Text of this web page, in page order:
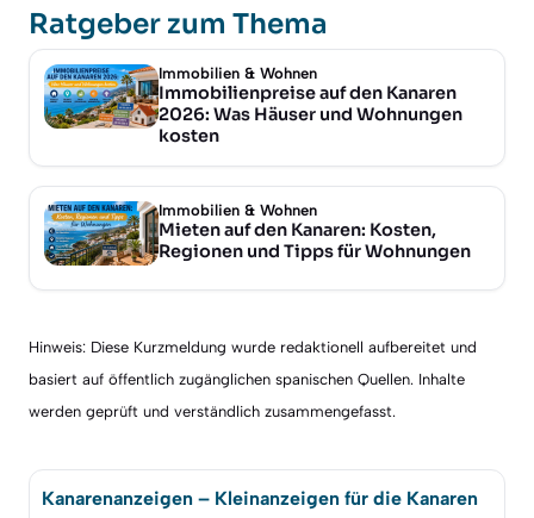
Ratgeber zum Thema
Immobilien & Wohnen
Immobilienpreise auf den Kanaren
2026: Was Häuser und Wohnungen
kosten
Immobilien & Wohnen
Mieten auf den Kanaren: Kosten,
Regionen und Tipps für Wohnungen
Hinweis: Diese Kurzmeldung wurde redaktionell aufbereitet und
basiert auf öffentlich zugänglichen spanischen Quellen. Inhalte
werden geprüft und verständlich zusammengefasst.
Kanarenanzeigen – Kleinanzeigen für die Kanaren